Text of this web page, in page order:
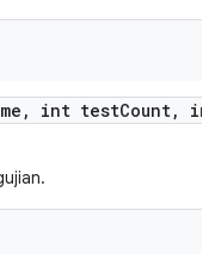
, int testCount,
int